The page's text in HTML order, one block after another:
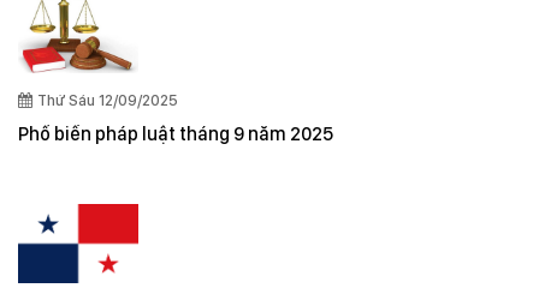
Thứ Sáu 12/09/2025
Phổ biến pháp luật tháng 9 năm 2025